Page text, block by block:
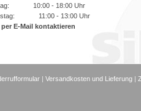
10:00 - 18:00 Uhr
11:00 - 13:00 Uhr
E-Mail kontaktieren
| Versandkosten und Lieferung|